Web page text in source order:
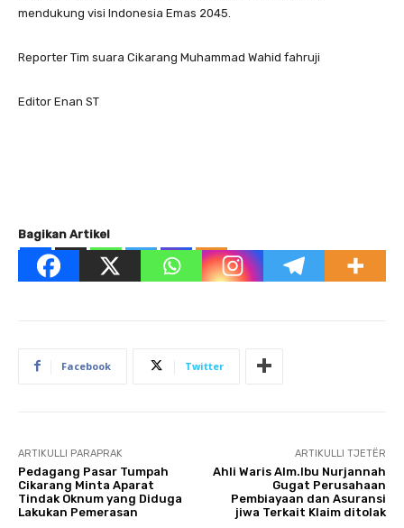
mendukung visi Indonesia Emas 2045.
Reporter Tim suara Cikarang Muhammad Wahid fahruji
Editor Enan ST
Bagikan Artikel
Facebook Twitter
ARTIKULLI PARAPRAK
Pedagang Pasar Tumpah
Cikarang Minta Aparat
Tindak Oknum yang Diduga
Lakukan Pemerasan
ARTIKULLI TJETËR
Ahli Waris Alm.Ibu Nurjannah
Gugat Perusahaan
Pembiayaan dan Asuransi
jiwa Terkait Klaim ditolak